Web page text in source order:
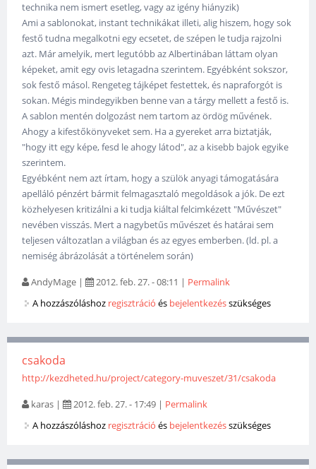
technika nem ismert esetleg, vagy az igény hiányzik)
Ami a sablonokat, instant technikákat illeti, alig hiszem, hogy sok
festő tudna megalkotni egy ecsetet, de szépen le tudja rajzolni
azt. Már amelyik, mert legutóbb az Albertinában láttam olyan
képeket, amit egy ovis letagadna szerintem. Egyébként sokszor,
sok festő másol. Rengeteg tájképet festettek, és napraforgót is
sokan. Mégis mindegyikben benne van a tárgy mellett a festő is.
A sablon mentén dolgozást nem tartom az ördög művének.
Ahogy a kifestőkönyveket sem. Ha a gyereket arra biztatják,
"hogy itt egy képe, fesd le ahogy látod", az a kisebb bajok egyike
szerintem.
Egyébként nem azt írtam, hogy a szülök anyagi támogatására
apelláló pénzért bármit felmagasztaló megoldások a jók. De ezt
közhelyesen kritizálni a ki tudja kiáltal felcimkézett "Művészet"
nevében visszás. Mert a nagybetűs művészet és határai sem
teljesen változatlan a világban és az egyes emberben. (ld. pl. a
nemiség ábrázolását a történelem során)
AndyMage | 2012. feb. 27. - 08:11 | Permalink
A hozzászóláshoz regisztráció és bejelentkezésszükséges
csakoda
http://kezdheted.hu/project/category-muveszet/31/csakoda
karas | 2012. feb. 27. - 17:49 | Permalink
A hozzászóláshoz regisztráció és bejelentkezésszükséges